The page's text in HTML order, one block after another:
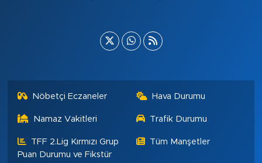
Nöbetçi Eczaneler Hava Durumu
Namaz Vakitleri Trafik Durumu
TFF 2.Lig Kırmızı Grup
Puan Durumu ve Fikstür
Tüm Manşetler